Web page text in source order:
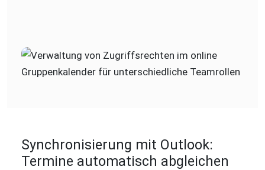
Synchronisierung mit Outlook:
Termine automatisch abgleichen